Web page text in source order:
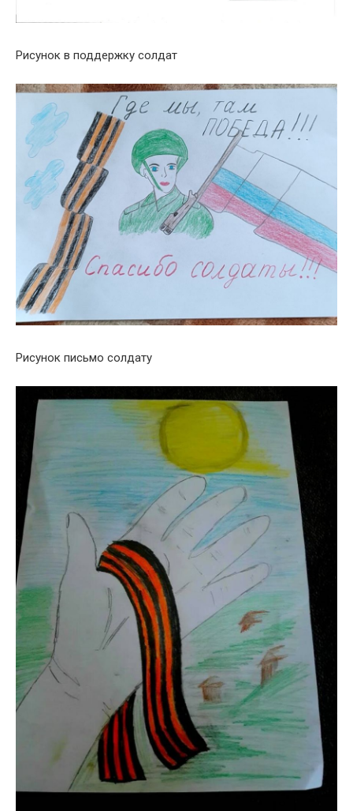
Рисунок в поддержку солдат
Рисунок письмо солдату